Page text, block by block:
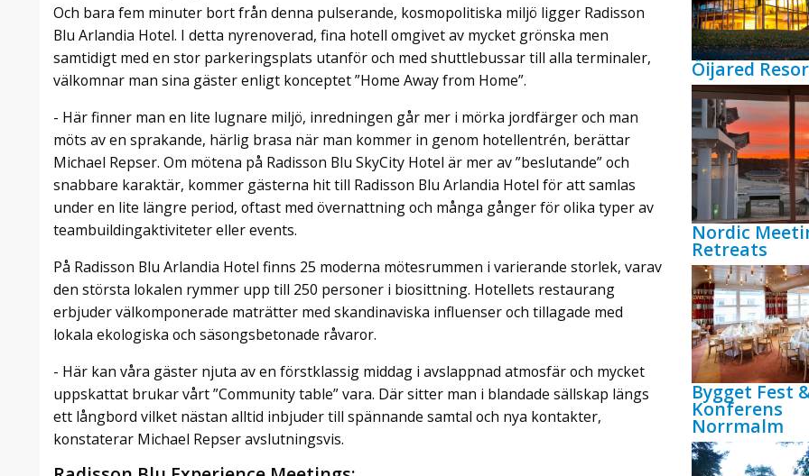
Och bara fem minuter bort från denna pulserande, kosmopolitiska miljö ligger Radisson
Blu Arlandia Hotel. I detta nyrenoverad, fina hotell omgivet av mycket grönska men
samtidigt med en stor parkeringsplats utanför och med shuttlebussar till alla terminaler,
välkomnar man sina gäster enligt konceptet ”Home Away from Home”.
- Här finner man en lite lugnare miljö, inredningen går mer i mörka jordfärger och man
möts av en sprakande, härlig brasa när man kommer in genom hotellentrén, berättar
Michael Repser. Om mötena på Radisson Blu SkyCity Hotel är mer av ”beslutande” och
snabbare karaktär, kommer gästerna hit till Radisson Blu Arlandia Hotel för att samlas
under en lite längre period, oftast med övernattning och många gånger för olika typer av
teambuildingaktiviteter eller events.
På Radisson Blu Arlandia Hotel finns 25 moderna mötesrummen i varierande storlek, varav
den största lokalen rymmer upp till 250 personer i biosittning. Hotellets restaurang
erbjuder välkomponerade maträtter med skandinaviska influenser och tillagade med
lokala ekologiska och säsongsbetonade råvaror.
- Här kan våra gäster njuta av en förstklassig middag i avslappnad atmosfär och mycket
uppskattat brukar vårt ”Community table” vara. Där sitter man i blandade sällskap längs
ett långbord vilket nästan alltid inbjuder till spännande samtal och nya kontakter,
konstaterar Michael Repser avslutningsvis.
Öijared
Nordic
Retreats
Bygget Fest
Konferens
Norrmalm